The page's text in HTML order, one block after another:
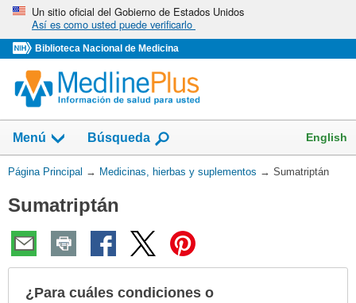
Omita
vaya
al
Contenido
Un sitio oficial del Gobierno de Estados Unidos
Así es como usted puede verificarlo
Biblioteca Nacional de Medicina
Menú
Mostrar
campo
de
Búsqueda English
Usted
aquí:
Página Principal → Medicinas, hierbas y suplementos → Sumatriptán
Sumatriptán
¿Para cuáles condiciones o